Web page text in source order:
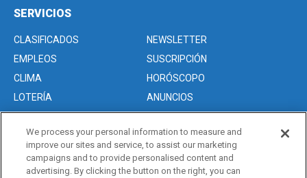
SERVICIOS
CLASIFICADOS
NEWSLETTER
EMPLEOS
SUSCRIPCIÓN
CLIMA
HORÓSCOPO
LOTERÍA
ANUNCIOS
Acerca de nosotros
Advertise with Us/Anuncios
We process your personal information to measure and
improve our sites and service, to assist our marketing
campaigns and to provide personalised content and
advertising. By clicking the button on the right, you can